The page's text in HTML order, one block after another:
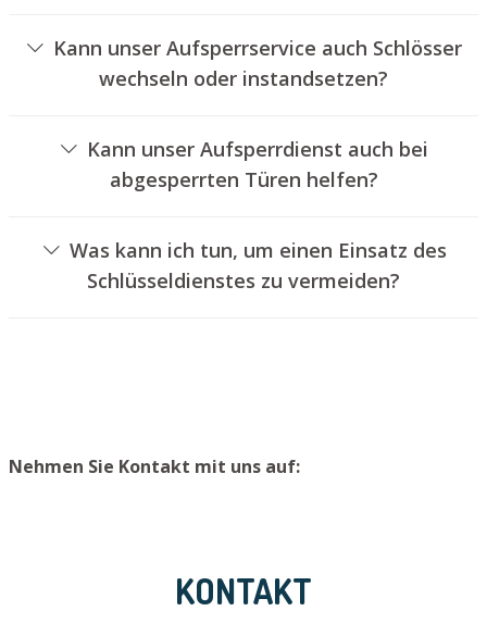
Kann unser Aufsperrservice auch Schlösser
wechseln oder instandsetzen?
von Türschlössern an.
Kann unser Aufsperrdienst auch bei
abgesperrten Türen helfen?
aufsperren. Dies kann jedoch in der Regel nicht
geschehen, ohne das Türschloss aufzubohren. Wir
setzen Ihnen jedoch einen neuen Schließzylinder ein,
Was kann ich tun, um einen Einsatz des
Schlüsseldienstes zu vermeiden?
Nehmen Sie Kontakt mit uns auf:
KONTAKT